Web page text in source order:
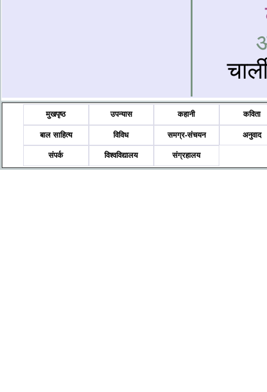
मुखपृष्ठ उपन्यास कहानी कविता
बाल साहित्य विविध समग्र-संचयन अनुवाद
संपर्क विश्वविद्यालय संग्रहालय